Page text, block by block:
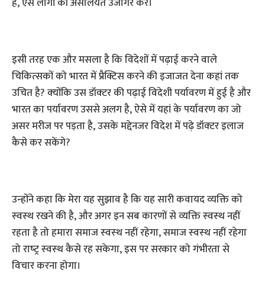
इसी तरह एक और मसला है कि विदेशों में पढ़ाई करने वाले
चिकित्‍सकों को भारत में प्रैक्टिस करने की इजाजत देना कहां तक
उचित है? क्‍योंकि उस डॉक्‍टर की पढ़ाई विदेशी पर्यावरण में हुई है और
भारत का पर्यावरण उससे अलग है, ऐसे में यहां के पर्यावरण का जो
असर मरीज पर पड़ता है, उसके मद्देनजर विदेश में पढ़े डॉक्‍टर इलाज
कैसे कर सकेंगे?
उन्‍होंने कहा कि मेरा यह सुझाव है कि यह सारी कवायद व्‍यक्ति को
स्‍वस्‍थ रखने की है, और अगर इन सब कारणों से व्‍यक्ति स्‍वस्‍थ नहीं
रहता है तो हमारा समाज स्‍वस्‍थ नहीं रहेगा, समाज स्‍वस्‍थ नहीं रहेगा
तो राष्‍ट्र स्‍वस्‍थ कैसे रह सकेगा, इस पर सरकार को गंभीरता से
विचार करना होगा।